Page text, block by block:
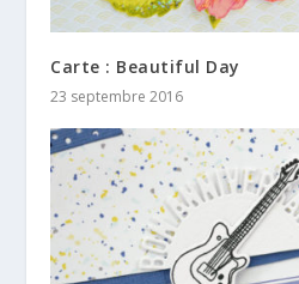
Carte : Beautiful Day
23 septembre 2016